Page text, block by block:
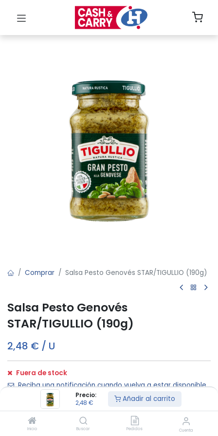
Precio:
2,48 € Añadir al carrito
Inicio Buscar Pedidos Cuenta
Comprar Salsa Pesto Genovés STAR/TIGULLIO (190g)
Salsa Pesto Genovés
STAR/TIGULLIO (190g)
2,48 € / U
Fuera de stock
Reciba una notificación cuando vuelva a estar disponible
Términos y condiciones: